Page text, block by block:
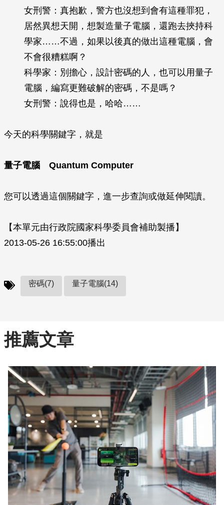
女刑警：真抱歉，警方也沒想到會有這種罪犯，
居然異想天開，想製造量子電腦，還跑去挾持科
學家……不過，如果以後真的做出這種電腦，會
不會很糟糕啊？
科學家：別擔心，設計密碼的人，也可以用量子
電腦，編寫更難破解的密碼，不是嗎？
女刑警：說得也是，哈哈……
今天的科學關鍵字，就是
量子電腦 Quantum Computer
您可以透過這個關鍵字，進一步查詢或做延伸閱讀。
【本單元由行政院國家科學委員會補助製播】
2013-05-26 16:55:00播出
密碼(7) 量子電腦(14)
推薦文章